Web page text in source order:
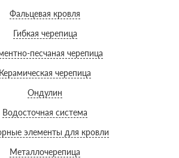
Фальцевая кровля
Гибкая черепица
песчаная черепица
Керамическая черепица
Ондулин
Водосточная система
элементы для кровли
Металлочерепица